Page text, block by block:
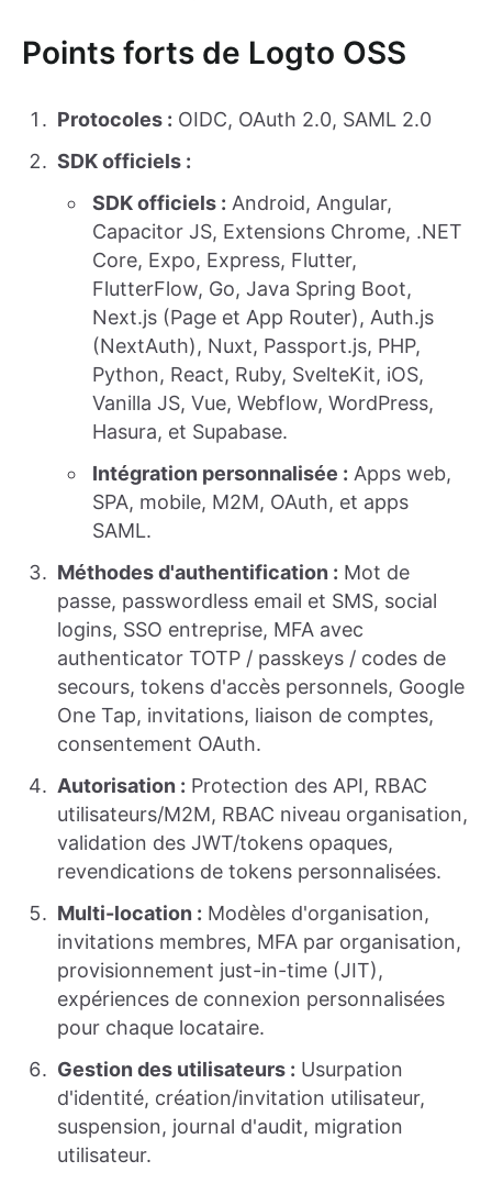
Points forts de Logto OSS
Protocoles : OIDC, OAuth 2.0, SAML 2.0
SDK officiels :
SDK officiels : Android, Angular,
Capacitor JS, Extensions Chrome, .NET
Core, Expo, Express, Flutter,
FlutterFlow, Go, Java Spring Boot,
Next.js (Page et App Router), Auth.js
(NextAuth), Nuxt, Passport.js, PHP,
Python, React, Ruby, SvelteKit, iOS,
Vanilla JS, Vue, Webflow, WordPress,
Hasura, et Supabase.
Intégration personnalisée : Apps web,
SPA, mobile, M2M, OAuth, et apps
SAML.
Méthodes d'authentification : Mot de
passe, passwordless email et SMS, social
logins, SSO entreprise, MFA avec
authenticator TOTP / passkeys / codes de
secours, tokens d'accès personnels, Google
One Tap, invitations, liaison de comptes,
consentement OAuth.
Autorisation : Protection des API, RBAC
utilisateurs/M2M, RBAC niveau organisation,
validation des JWT/tokens opaques,
revendications de tokens personnalisées.
Multi-location : Modèles d'organisation,
invitations membres, MFA par organisation,
provisionnement just-in-time (JIT),
expériences de connexion personnalisées
pour chaque locataire.
Gestion des utilisateurs : Usurpation
d'identité, création/invitation utilisateur,
suspension, journal d'audit, migration
utilisateur.